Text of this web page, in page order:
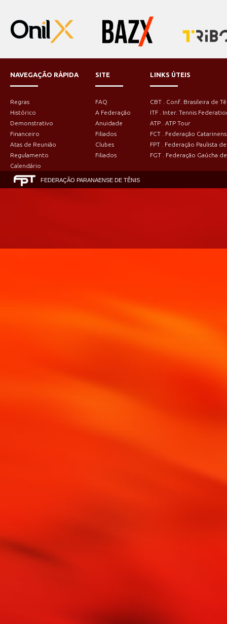
NAVEGAÇÃO RÁPIDA
Regras
Histórico
Demonstrativo
Financeiro
Atas de Reunião
Regulamento
Calendário
SITE
FAQ
A Federação
Anuidade
Filiados
Clubes
Filiados
LINKS ÚTEIS
CBT . Conf. Brasileira de
ITF . Inter. Tennis
ATP . ATP Tour
FCT . Federação
FPT . Federação Paulista
FGT . Federação Gaúcha
FEDERAÇÃO PARANAENSE DE TÊNIS